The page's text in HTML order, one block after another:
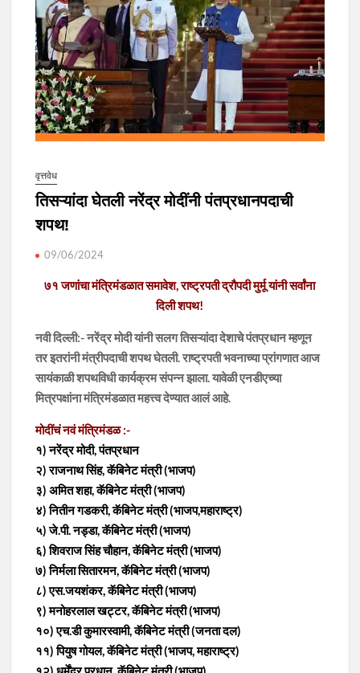
वृत्तवेध
तिसऱ्यांदा घेतली नरेंद्र मोदींनी पंतप्रधानपदाची
शपथ!
09/06/2024
७१ जणांचा मंत्रिमंडळात समावेश, राष्ट्रपती द्रौपदी मुर्मू यांनी सर्वांना
दिली शपथ!
नवी दिल्ली:- नरेंद्र मोदी यांनी सलग तिसऱ्यांदा देशाचे पंतप्रधान म्हणून
तर इतरांनी मंत्रीपदाची शपथ घेतली. राष्ट्रपती भवनाच्या प्रांगणात आज
सायंकाळी शपथविधी कार्यक्रम संपन्न झाला. यावेळी एनडीएच्या
मित्रपक्षांना मंत्रिमंडळात महत्त्व देण्यात आलं आहे.
मोदींचं नवं मंत्रिमंडळ :-
१) नरेंद्र मोदी, पंतप्रधान
२) राजनाथ सिंह, कॅबिनेट मंत्री (भाजप)
३) अमित शहा, कॅबिनेट मंत्री (भाजप)
४) नितीन गडकरी, कॅबिनेट मंत्री (भाजप,महाराष्ट्र)
५) जे.पी. नड्डा, कॅबिनेट मंत्री (भाजप)
६) शिवराज सिंह चौहान, कॅबिनेट मंत्री (भाजप)
७) निर्मला सितारमन, कॅबिनेट मंत्री (भाजप)
८) एस.जयशंकर, कॅबिनेट मंत्री (भाजप)
९) मनोहरलाल खट्टर, कॅबिनेट मंत्री (भाजप)
१०) एच.डी कुमारस्वामी, कॅबिनेट मंत्री (जनता दल)
११) पियुष गोयल, कॅबिनेट मंत्री (भाजप, महाराष्ट्र)